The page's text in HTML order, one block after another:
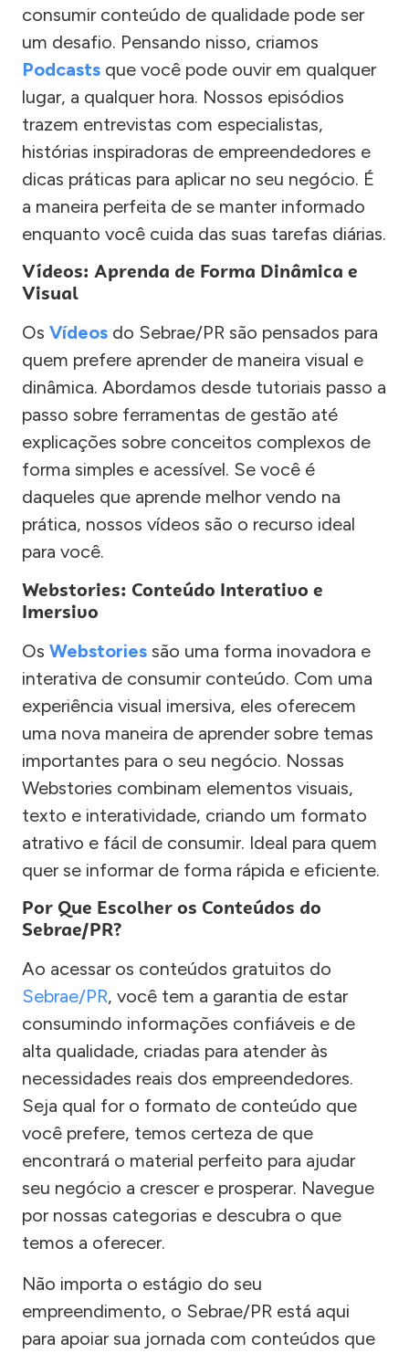
consumir conteúdo de qualidade pode ser
um desafio. Pensando nisso, criamos
Podcasts que você pode ouvir em qualquer
lugar, a qualquer hora. Nossos episódios
trazem entrevistas com especialistas,
histórias inspiradoras de empreendedores e
dicas práticas para aplicar no seu negócio. É
a maneira perfeita de se manter informado
enquanto você cuida das suas tarefas diárias.
Vídeos: Aprenda de Forma Dinâmica e
Visual
Os Vídeos do Sebrae/PR são pensados para
quem prefere aprender de maneira visual e
dinâmica. Abordamos desde tutoriais passo a
passo sobre ferramentas de gestão até
explicações sobre conceitos complexos de
forma simples e acessível. Se você é
daqueles que aprende melhor vendo na
prática, nossos vídeos são o recurso ideal
para você.
Webstories: Conteúdo Interativo e
Imersivo
Os Webstories são uma forma inovadora e
interativa de consumir conteúdo. Com uma
experiência visual imersiva, eles oferecem
uma nova maneira de aprender sobre temas
importantes para o seu negócio. Nossas
Webstories combinam elementos visuais,
texto e interatividade, criando um formato
atrativo e fácil de consumir. Ideal para quem
quer se informar de forma rápida e eficiente.
Por Que Escolher os Conteúdos do
Sebrae/PR?
Ao acessar os conteúdos gratuitos do
Sebrae/PR, você tem a garantia de estar
consumindo informações confiáveis e de
alta qualidade, criadas para atender às
necessidades reais dos empreendedores.
Seja qual for o formato de conteúdo que
você prefere, temos certeza de que
encontrará o material perfeito para ajudar
seu negócio a crescer e prosperar. Navegue
por nossas categorias e descubra o que
temos a oferecer.
Não importa o estágio do seu
empreendimento, o Sebrae/PR está aqui
para apoiar sua jornada com conteúdos que